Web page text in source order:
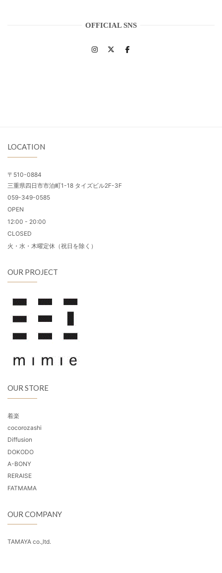
OFFICIAL SNS
LOCATION
〒510-0884
三重県四日市市泊町1-18 タイズビル2F-3F
059-349-0585
OPEN
12:00 - 20:00
CLOSED
火・水・木曜定休（祝日を除く）
OUR PROJECT
OUR STORE
着楽
cocorozashi
Diffusion
DOKODO
A-BONY
RERAISE
FATMAMA
OUR COMPANY
TAMAYA co.,ltd.